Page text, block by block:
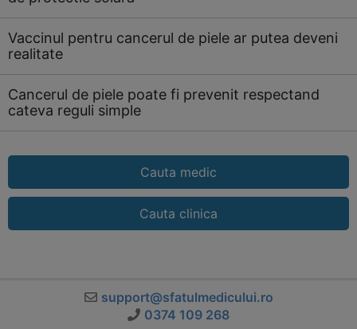
Vaccinul pentru cancerul de piele ar putea deveni
realitate
Cancerul de piele poate fi prevenit respectand
cateva reguli simple
Cauta medic
Cauta clinica
support@sfatulmedicului.ro
0374 109 268